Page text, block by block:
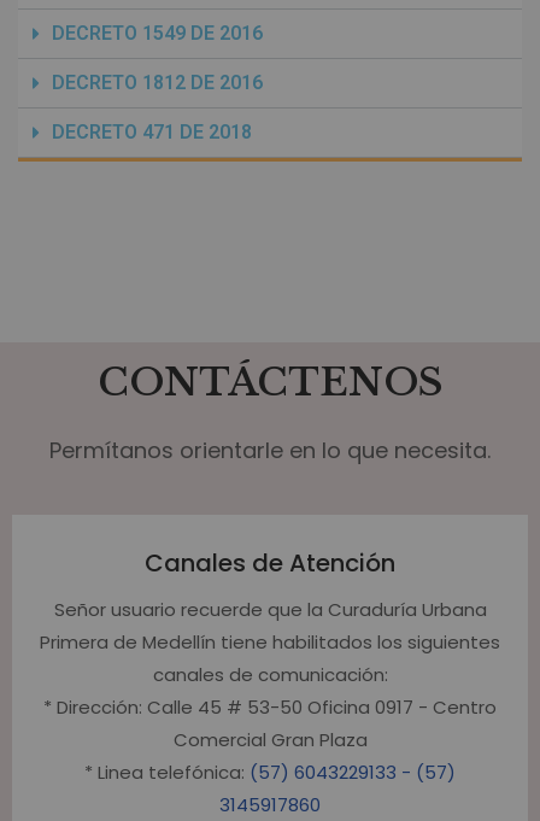
DECRETO 1549 DE 2016
DECRETO 1812 DE 2016
DECRETO 471 DE 2018
CONTÁCTENOS
Permítanos orientarle en lo que necesita.
Canales de Atención
Señor usuario recuerde que la Curaduría Urbana
Primera de Medellín tiene habilitados los siguientes
canales de comunicación:
* Dirección: Calle 45 # 53-50 Oficina 0917 - Centro
Comercial Gran Plaza
* Linea telefónica: (57) 6043229133 - (57)
3145917860